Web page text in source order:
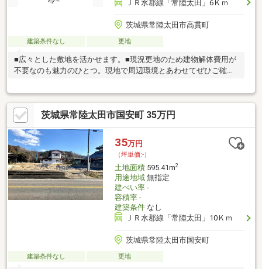
ＪＲ水郡線「常陸太田」6Ｋｍ
茨城県常陸太田市高貫町
建築条件なし 更地
■広々とした敷地を活かせます。■現況更地のため建物解体費用が
不要なのも魅力のひとつ。現地で周辺環境とあわせてぜひご確認
茨城県常陸太田市国安町 35万円
35万円
（坪単価:-）
土地面積595.41m2
用途地域無指定
建ぺい率-
容積率-
建築条件なし
ＪＲ水郡線「常陸太田」10Ｋｍ
茨城県常陸太田市国安町
建築条件なし 更地